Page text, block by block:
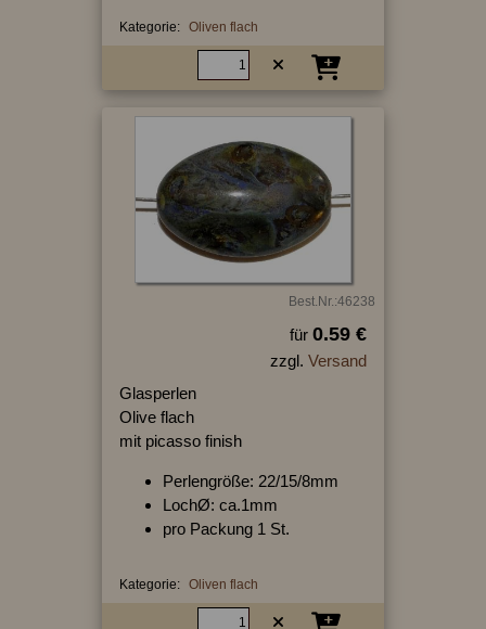
Kategorie: Oliven flach
Best.Nr.:46238
für 0.59 €
zzgl. Versand
Glasperlen
Olive flach
mit picasso finish
Perlengröße: 22/15/8mm
LochØ: ca.1mm
pro Packung 1 St.
Kategorie: Oliven flach